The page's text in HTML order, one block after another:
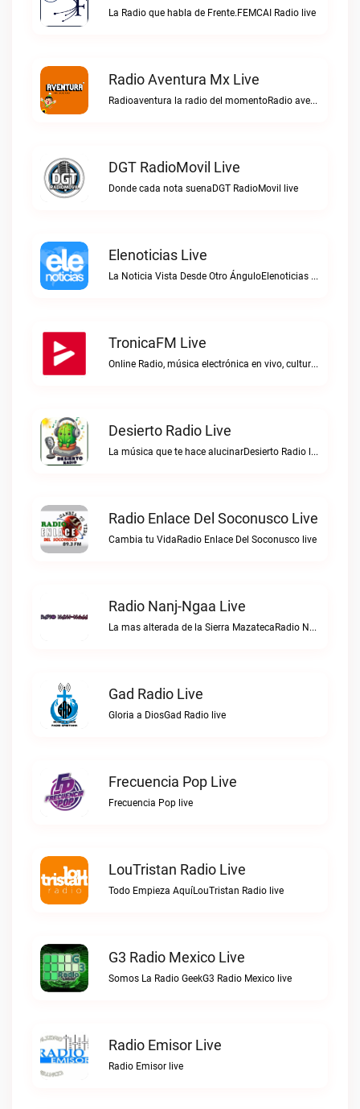
La Radio que habla de Frente.FEMCAI Radio live
Radio Aventura Mx Live
Radioaventura la radio del momentoRadio aventura mx live
DGT RadioMovil Live
Donde cada nota suenaDGT RadioMovil live
Elenoticias Live
La Noticia Vista Desde Otro ÁnguloElenoticias live
TronicaFM Live
Online Radio, música electrónica en vivo, cultura electrónica, Top 10 semanal, videos, descargasTronicaFM live
Desierto Radio Live
La música que te hace alucinarDesierto Radio live
Radio Enlace Del Soconusco Live
Cambia tu VidaRadio Enlace Del Soconusco live
Radio Nanj-Ngaa Live
La mas alterada de la Sierra MazatecaRadio Nanj-Ngaa live
Gad Radio Live
Gloria a DiosGad Radio live
Frecuencia Pop Live
Frecuencia Pop live
LouTristan Radio Live
Todo Empieza AquíLouTristan Radio live
G3 Radio Mexico Live
Somos La Radio GeekG3 Radio Mexico live
Radio Emisor Live
Radio Emisor live